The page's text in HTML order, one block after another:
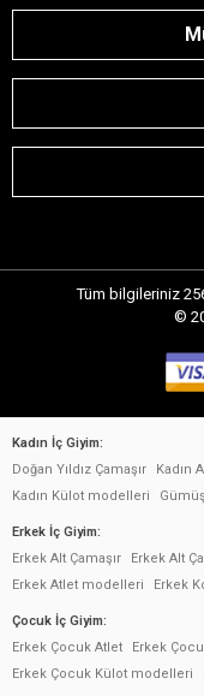
Tüm bilgileriniz
©
Kadın İç Giyim:
Doğan Yıldız Çamaşır
Kadın
Kadın Külot modelleri
Erkek İç Giyim:
Erkek Alt Çamaşır
Erkek Alt
Erkek Atlet modelleri
Erkek
Çocuk İç Giyim:
Erkek Çocuk Atlet
Erkek
Erkek Çocuk Külot modelleri